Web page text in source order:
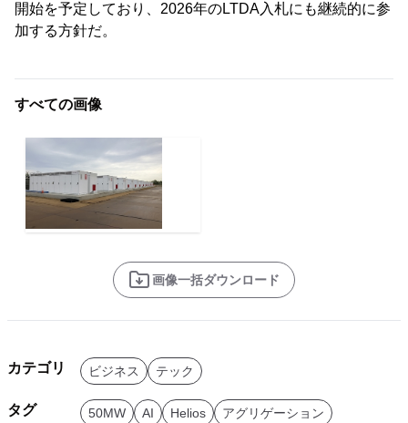
開始を予定しており、2026年のLTDA入札にも継続的に参
加する方針だ。
すべての画像
画像一括ダウンロード
カテゴリ ビジネス テック
タグ 50MW AI Helios
アグリゲーション